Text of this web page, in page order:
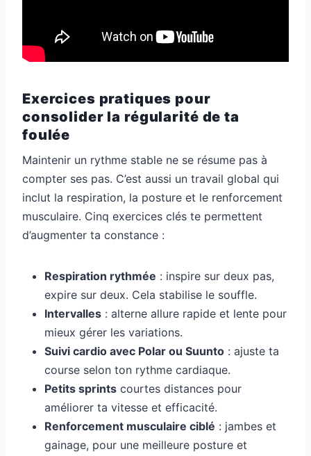
Exercices pratiques pour
consolider la régularité de ta
foulée
Maintenir un rythme stable ne se résume pas à
compter ses pas. C’est aussi un travail global qui
inclut la respiration, la posture et le renforcement
musculaire. Cinq exercices clés te permettent
d’augmenter ta constance :
Respiration rythmée : inspire sur deux pas,
expire sur deux. Cela stabilise le souffle.
Intervalles : alterne allure rapide et lente pour
mieux gérer les variations.
Suivi cardio avec Polar ou Suunto : ajuste ta
course selon ton rythme cardiaque.
Petits sprints courtes distances pour
améliorer ta vitesse et efficacité.
Renforcement musculaire ciblé : jambes et
gainage, pour une meilleure posture et